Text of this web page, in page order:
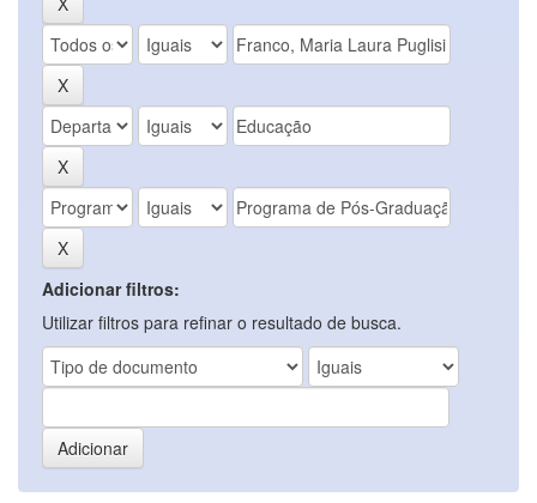
Adicionar filtros:
Utilizar filtros para refinar o resultado de busca.